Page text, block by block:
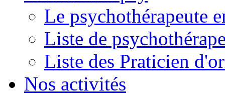
Le psychothérapeute
Liste de
Liste des Praticien
Nos activités